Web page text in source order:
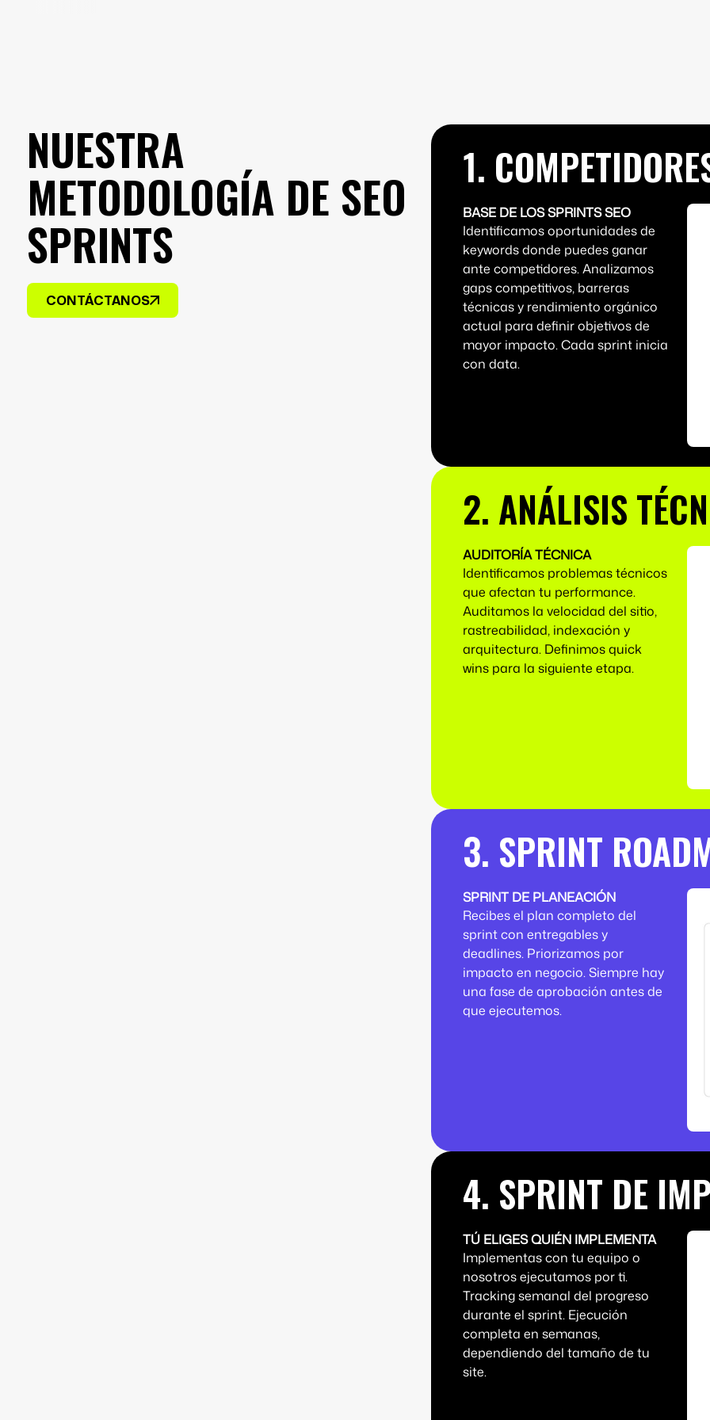
NUESTRA
METODOLOGÍA DE SEO
SPRINTS
CONTÁCTANOS
1.
BASE DE LOS SPRINTS SEO
Identificamos oportunidades de
keywords donde puedes ganar
ante competidores. Analizamos
gaps competitivos, barreras
técnicas y rendimiento orgánico
actual para definir objetivos de
mayor impacto. Cada sprint inicia
con data.
2. ANÁLISIS
AUDITORÍA TÉCNICA
Identificamos problemas técnicos
que afectan tu performance.
Auditamos la velocidad del sitio,
rastreabilidad, indexación y
arquitectura. Definimos quick
wins para la siguiente etapa.
3. SPRINT
SPRINT DE PLANEACIÓN
Recibes el plan completo del
sprint con entregables y
deadlines. Priorizamos por
impacto en negocio. Siempre hay
una fase de aprobación antes de
que ejecutemos.
4. SPRINT DE
TÚ ELIGES QUIÉN IMPLEMENTA
Implementas con tu equipo o
nosotros ejecutamos por ti.
Tracking semanal del progreso
durante el sprint. Ejecución
completa en semanas,
dependiendo del tamaño de tu
site.